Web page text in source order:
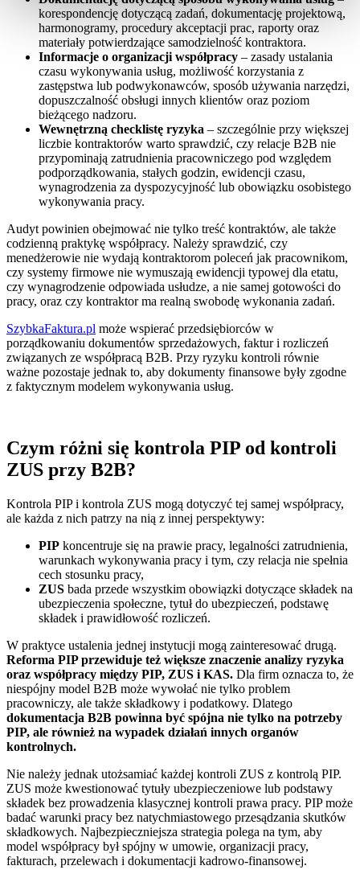
korespondencję dotyczącą zadań, dokumentację projektową,
harmonogramy, procedury akceptacji prac, raporty oraz
materiały potwierdzające samodzielność kontraktora.
Informacje o organizacji współpracy – zasady ustalania
czasu wykonywania usług, możliwość korzystania z
zastępstwa lub podwykonawców, sposób używania narzędzi,
dopuszczalność obsługi innych klientów oraz poziom
bieżącego nadzoru.
Wewnętrzną checklistę ryzyka – szczególnie przy większej
liczbie kontraktorów warto sprawdzić, czy relacje B2B nie
przypominają zatrudnienia pracowniczego pod względem
podporządkowania, stałych godzin, ewidencji czasu,
wynagrodzenia za dyspozycyjność lub obowiązku osobistego
wykonywania pracy.
Audyt powinien obejmować nie tylko treść kontraktów, ale także
codzienną praktykę współpracy. Należy sprawdzić, czy
menedżerowie nie wydają kontraktorom poleceń jak pracownikom,
czy systemy firmowe nie wymuszają ewidencji typowej dla etatu,
czy wynagrodzenie odpowiada usłudze, a nie samej gotowości do
pracy, oraz czy kontraktor ma realną swobodę wykonania zadań.
SzybkaFaktura.pl może wspierać przedsiębiorców w
porządkowaniu dokumentów sprzedażowych, faktur i rozliczeń
związanych ze współpracą B2B. Przy ryzyku kontroli równie
ważne pozostaje jednak to, aby dokumenty finansowe były zgodne
z faktycznym modelem wykonywania usług.
Czym różni się kontrola PIP od kontroli
ZUS przy B2B?
Kontrola PIP i kontrola ZUS mogą dotyczyć tej samej współpracy,
ale każda z nich patrzy na nią z innej perspektywy:
PIP koncentruje się na prawie pracy, legalności zatrudnienia,
warunkach wykonywania pracy i tym, czy relacja nie spełnia
cech stosunku pracy,
ZUS bada przede wszystkim obowiązki dotyczące składek na
ubezpieczenia społeczne, tytuł do ubezpieczeń, podstawę
składek i prawidłowość rozliczeń.
W praktyce ustalenia jednej instytucji mogą zainteresować drugą.
Reforma PIP przewiduje też większe znaczenie analizy ryzyka
oraz współpracy między PIP, ZUS i KAS. Dla firm oznacza to, że
niespójny model B2B może wywołać nie tylko problem
pracowniczy, ale także składkowy i podatkowy. Dlatego
dokumentacja B2B powinna być spójna nie tylko na potrzeby
PIP, ale również na wypadek działań innych organów
kontrolnych.
Nie należy jednak utożsamiać każdej kontroli ZUS z kontrolą PIP.
ZUS może kwestionować tytuły ubezpieczeniowe lub podstawy
składek bez prowadzenia klasycznej kontroli prawa pracy. PIP może
badać warunki pracy bez natychmiastowego przesądzania skutków
składkowych. Najbezpieczniejsza strategia polega na tym, aby
model współpracy był spójny w umowie, organizacji pracy,
fakturach, przelewach i dokumentacji kadrowo-finansowej.